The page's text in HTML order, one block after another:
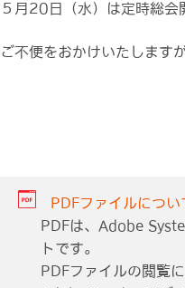
５月20日（水）は定時総会
ご不便をおかけいたします
PDFファイルについ
PDFは、Adobe
トです。
PDFファイルの閲覧